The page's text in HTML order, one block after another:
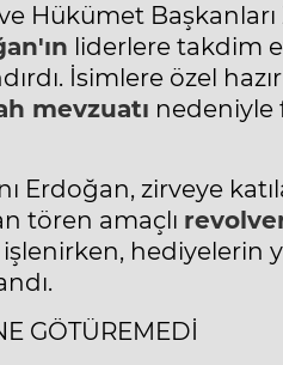
Hükümet
liderlere takdim
İsimlere özel
mevzuatı nedeniyle
Erdoğan, zirveye
tören amaçlı
hediyelerin
GÖTÜREMEDİ